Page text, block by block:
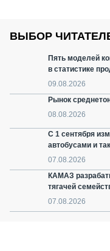
ВЫБОР
Пять моделей
в статистике
09.08.2026
Рынок
08.08.2026
С 1 сентября
автобусами и
07.08.2026
КАМАЗ
тягачей
07.08.2026